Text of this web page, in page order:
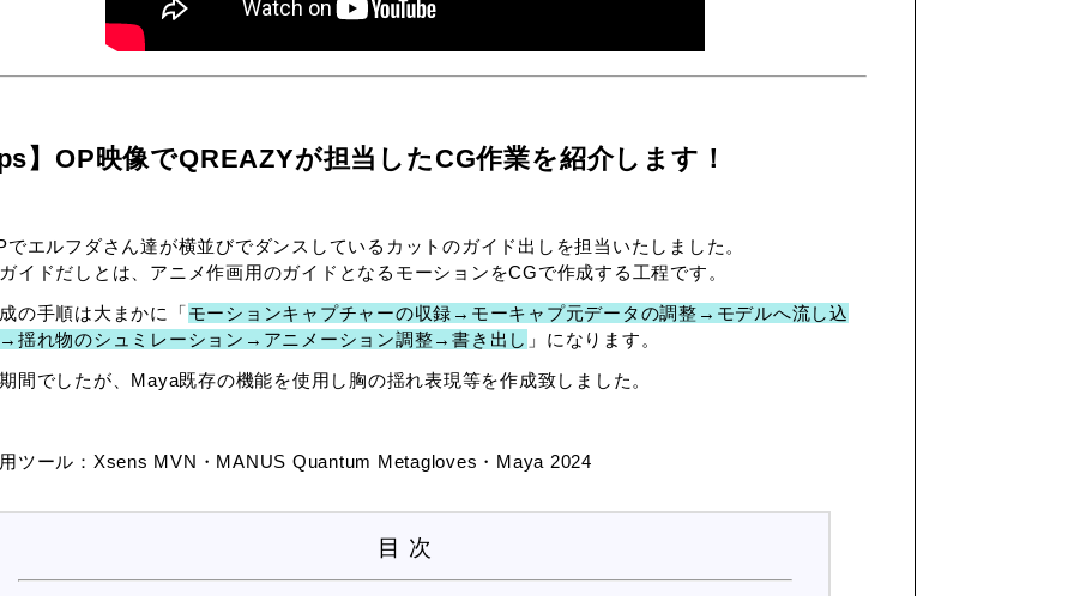
】OP映像でQREAZYが担当したCG作業を紹介します！
でエルフダさん達が横並びでダンスしているカットのガイド出しを担当いたしました。
イドだしとは、アニメ作画用のガイドとなるモーションをCGで作成する工程です。
の手順は大まかに「モーションキャプチャーの収録→モーキャプ元データの調整→モデルへ流し込
揺れ物のシュミレーション→アニメーション調整→書き出し 」になります。
間でしたが、Maya既存の機能を使用し胸の揺れ表現等を作成致しました。
ツール：Xsens MVN・MANUS Quantum Metagloves・Maya 2024
目 次